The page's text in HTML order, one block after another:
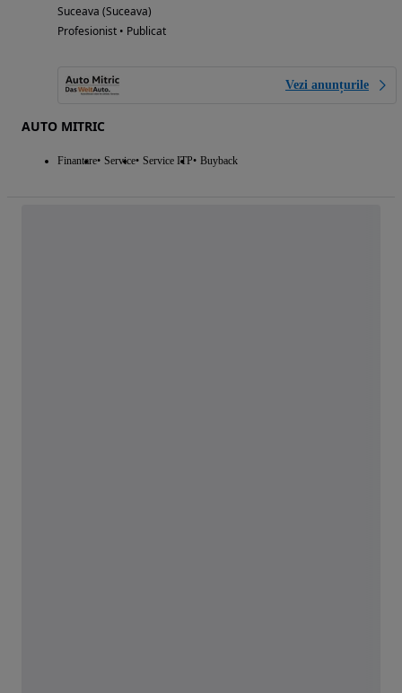
Suceava (Suceava)
Profesionist • Publicat
Vezi anunțurile
AUTO MITRIC
Finantare Service Service ITP Buyback